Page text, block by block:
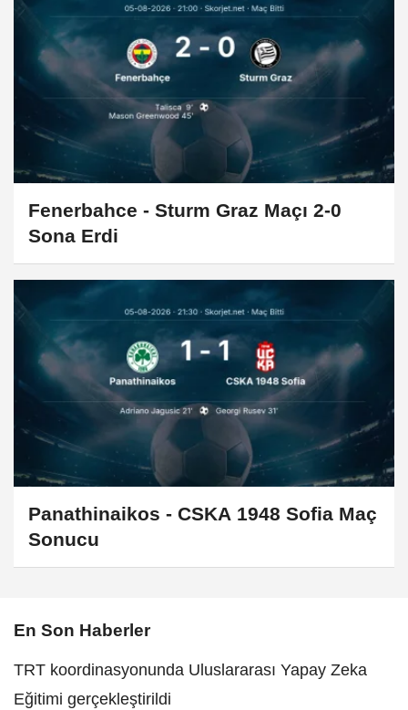
Fenerbahce - Sturm Graz Maçı 2-0
Sona Erdi
Panathinaikos - CSKA 1948 Sofia Maç
Sonucu
En Son Haberler
TRT koordinasyonunda Uluslararası Yapay Zeka
Eğitimi gerçekleştirildi